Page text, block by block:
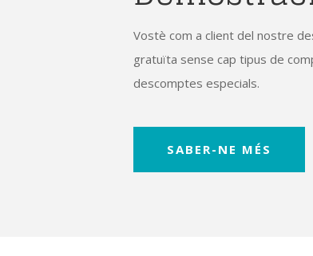
Vostè com a client del nostre
gratuïta sense cap tipus de
descomptes especials.
SABER-NE MÉS